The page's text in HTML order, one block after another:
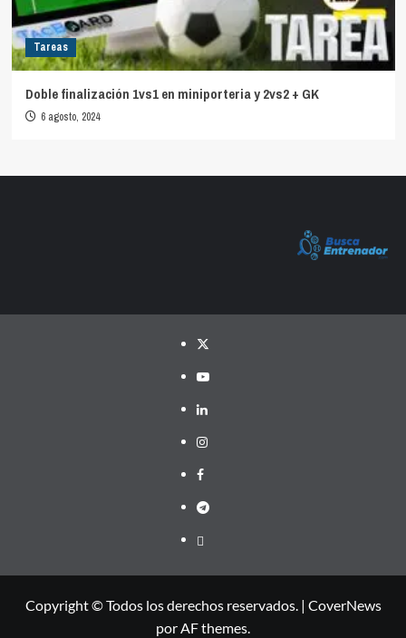
Tareas
Doble finalización 1vs1 en miniporteria y 2vs2 + GK
6 agosto, 2024
Twitter
YouTube
LinkedIn
Instagram
Facebook
Telegram
PayPal
Copyright © Todos los derechos reservados. | CoverNews
por AF themes.